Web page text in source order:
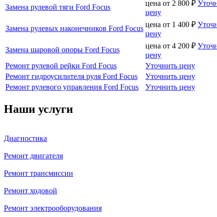
Замена рулевой тяги Ford Focus
цена от 2 800 ₽
цену
Замена рулевых наконечников Ford Focus цена от 1 400 ₽
цену
Замена шаровой опоры Ford Focus
цена от 4 200 ₽
цену
Ремонт рулевой рейки Ford Focus
Уточнить цену
Ремонт гидроусилителя руля Ford Focus
Уточнить цену
Ремонт рулевого управления Ford Focus
Уточнить цену
Наши услуги
Диагностика
Ремонт двигателя
Ремонт трансмиссии
Ремонт ходовой
Ремонт электрооборудования